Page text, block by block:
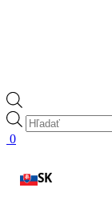
Products
search
0
SK